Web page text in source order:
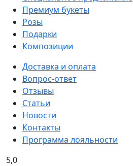
Премиум букеты
Розы
Подарки
Композиции
Доставка и оплата
Вопрос-ответ
Отзывы
Статьи
Новости
Контакты
Программа лояльности
5,0